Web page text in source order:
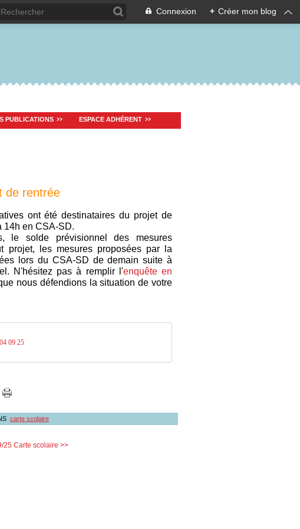
Connexion + Créer mon blog
PUBLICATIONS ESPACE ADHÉRENT
de rentrée
ont été destinataires du projet de
14h en CSA-SD.
le solde prévisionnel des mesures
projet, les mesures proposées par la
lors du CSA-SD de demain suite à
N'hésitez pas à remplir l'enquête en
nous défendions la situation de votre
09 25
carte scolaire
25 Carte scolaire >>